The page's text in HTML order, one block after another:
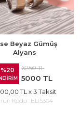
Beyaz Gümüş
Alyans
%20 6250 TL
5000 TL
TL x 3 Taksit
Kodu : ELIS304